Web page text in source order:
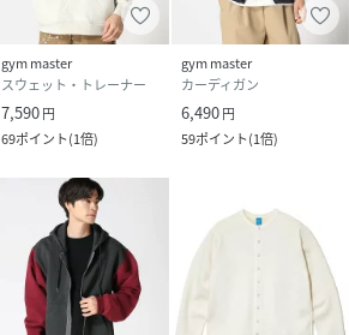
gym master
スウェット・トレーナー
7,590円
69ポイント(1倍)
gym master
カーディガン
6,490円
59ポイント(1倍)